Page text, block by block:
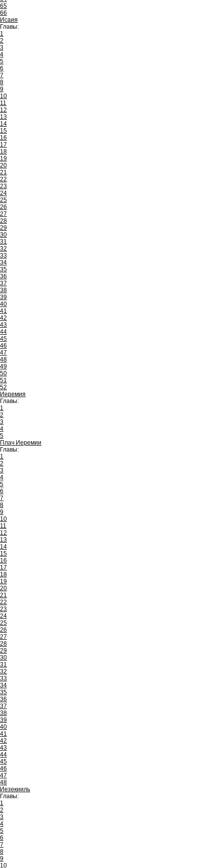
65
66
Исаия
Главы:
1
2
3
4
5
6
7
8
9
10
11
12
13
14
15
16
17
18
19
20
21
22
23
24
25
26
27
28
29
30
31
32
33
34
35
36
37
38
39
40
41
42
43
44
45
46
47
48
49
50
51
52
Иеремия
Главы:
1
2
3
4
5
Плач Иеремии
Главы:
1
2
3
4
5
6
7
8
9
10
11
12
13
14
15
16
17
18
19
20
21
22
23
24
25
26
27
28
29
30
31
32
33
34
35
36
37
38
39
40
41
42
43
44
45
46
47
48
Иезекииль
Главы:
1
2
3
4
5
6
7
8
9
10